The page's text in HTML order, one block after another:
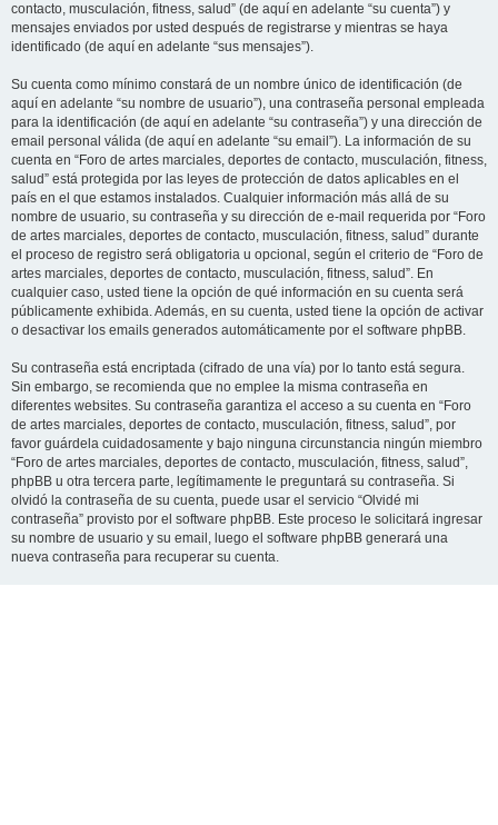
contacto, musculación, fitness, salud” (de aquí en adelante “su cuenta”) y
mensajes enviados por usted después de registrarse y mientras se haya
identificado (de aquí en adelante “sus mensajes”).
Su cuenta como mínimo constará de un nombre único de identificación (de
aquí en adelante “su nombre de usuario”), una contraseña personal empleada
para la identificación (de aquí en adelante “su contraseña”) y una dirección de
email personal válida (de aquí en adelante “su email”). La información de su
cuenta en “Foro de artes marciales, deportes de contacto, musculación, fitness,
salud” está protegida por las leyes de protección de datos aplicables en el
país en el que estamos instalados. Cualquier información más allá de su
nombre de usuario, su contraseña y su dirección de e-mail requerida por “Foro
de artes marciales, deportes de contacto, musculación, fitness, salud” durante
el proceso de registro será obligatoria u opcional, según el criterio de “Foro de
artes marciales, deportes de contacto, musculación, fitness, salud”. En
cualquier caso, usted tiene la opción de qué información en su cuenta será
públicamente exhibida. Además, en su cuenta, usted tiene la opción de activar
o desactivar los emails generados automáticamente por el software phpBB.
Su contraseña está encriptada (cifrado de una vía) por lo tanto está segura.
Sin embargo, se recomienda que no emplee la misma contraseña en
diferentes websites. Su contraseña garantiza el acceso a su cuenta en “Foro
de artes marciales, deportes de contacto, musculación, fitness, salud”, por
favor guárdela cuidadosamente y bajo ninguna circunstancia ningún miembro
“Foro de artes marciales, deportes de contacto, musculación, fitness, salud”,
phpBB u otra tercera parte, legítimamente le preguntará su contraseña. Si
olvidó la contraseña de su cuenta, puede usar el servicio “Olvidé mi
contraseña” provisto por el software phpBB. Este proceso le solicitará ingresar
su nombre de usuario y su email, luego el software phpBB generará una
nueva contraseña para recuperar su cuenta.